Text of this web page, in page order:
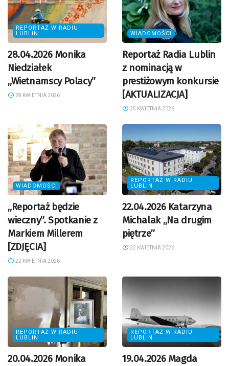
REPORTAŻ W RADIU
LUBLIN
28.04.2026 Monika
Niedziałek
„Wietnamscy Polacy”
28 KWIETNIA 2026
WIADOMOŚCI
Reportaż Radia Lublin
z nominacją w
prestiżowym konkursie
[AKTUALIZACJA]
25 KWIETNIA 2026
WIADOMOŚCI
„Reportaż będzie
wieczny”. Spotkanie z
Markiem Millerem
[ZDJĘCIA]
22 KWIETNIA 2026
REPORTAŻ W RADIU
LUBLIN
22.04.2026 Katarzyna
Michalak „Na drugim
piętrze”
22 KWIETNIA 2026
REPORTAŻ W RADIU
LUBLIN
20.04.2026 Monika
REPORTAŻ W RADIU
LUBLIN
19.04.2026 Magda